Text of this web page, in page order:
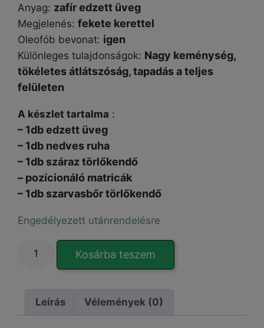
Anyag: zafír edzett üveg
Megjelenés: fekete kerettel
Oleofób bevonat: igen
Különleges tulajdonságok: Nagy keménység,
tökéletes átlátszóság, tapadás a teljes
felületen
A készlet tartalma :
– 1db edzett üveg
– 1db nedves ruha
– 1db száraz törlőkendő
– pozícionáló matricák
– 1db szarvasbőr törlőkendő
Engedélyezett utánrendelésre
HARD
szarvasbőr
Kosárba teszem
Leírás Vélemények (0)